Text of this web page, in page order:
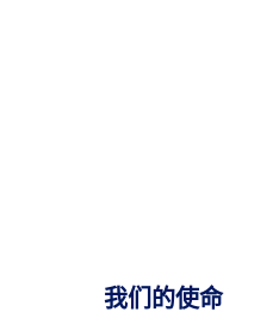
我们的使命